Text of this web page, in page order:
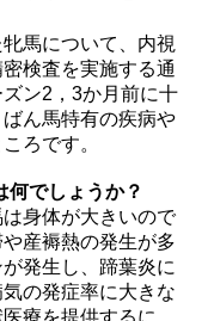
馬について、内視
検査を実施する通
ン2，3か月前に十
ん馬特有の疾病や
ろです。
何でしょうか？
身体が大きいので
産褥熱の発生が多
発生し、蹄葉炎に
の発症率に大きな
療を提供するに